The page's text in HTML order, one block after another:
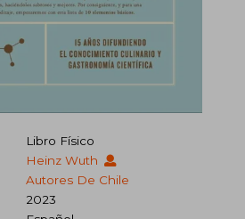
Libro Físico
Heinz Wuth
Autores De Chile
2023